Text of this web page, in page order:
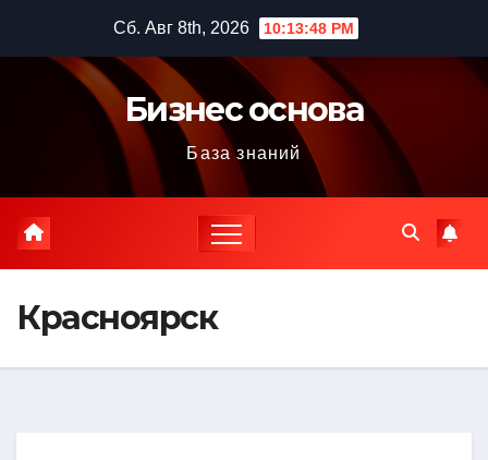
содержимому
Сб. Авг 8th, 2026 10:13:49 PM
Бизнес основа
База знаний
Красноярск